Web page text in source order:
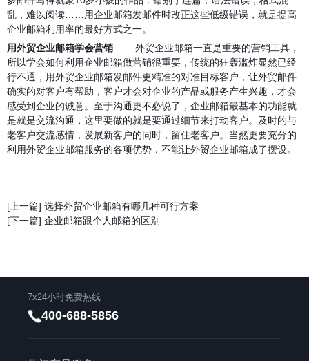
乱，难以阅读……用企业邮箱发邮件时改正这些低级错误，就是提高
企业邮箱利用率的最好方式之一。
用外贸企业邮箱学会营销 外贸企业邮箱一直是重要的营销工具，
所以学会如何利用企业邮箱做营销很重要，传统的狂轰滥炸显然已经
行不通，用外贸企业邮箱发邮件更精准的对准目标客户，让外贸邮件
确实的对客户有帮助，客户才会对企业的产品或服务产生兴趣，才会
感受到企业的诚意。至于沟通更不必说了，企业邮箱最基本的功能就
是就是交流沟通，这里要做的就是要通过细节来打动客户。及时的与
老客户交流感情，发展新客户的同时，留住老客户。当然更要充分的
利用外贸企业邮箱服务的各项优势，不能让外贸企业邮箱成了摆设。
[上一篇] 选择外贸企业邮箱有哪几种可行方案
[下一篇] 企业邮箱跟个人邮箱的区别
7x24小时免费热线
400-688-5856